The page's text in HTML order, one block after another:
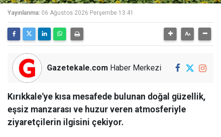
Yayınlanma: 06 Ağustos 2026 Perşembe 13:41
Gazetekale.com Haber Merkezi
Kırıkkale'ye kısa mesafede bulunan doğal güzellik,
eşsiz manzarası ve huzur veren atmosferiyle
ziyaretçilerin ilgisini çekiyor.